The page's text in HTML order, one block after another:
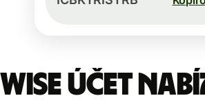
Wise účet